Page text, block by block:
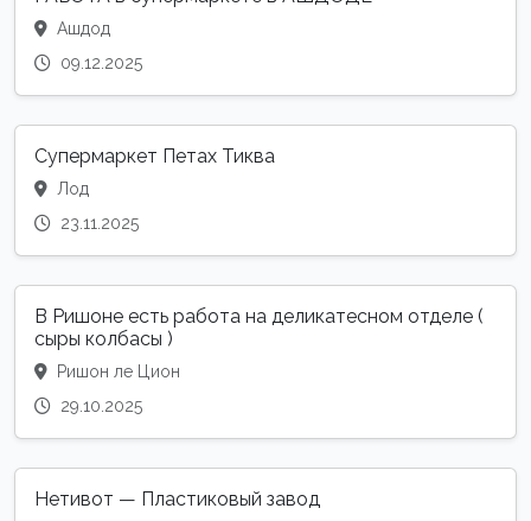
Ашдод
09.12.2025
Супермаркет Петах Тиква
Лод
23.11.2025
В Ришоне есть работа на деликатесном отделе (
сыры колбасы )
Ришон ле Цион
29.10.2025
Нетивот — Пластиковый завод